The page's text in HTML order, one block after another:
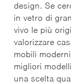
design. Se
in vetro di
vivo le più
valorizzare
mobili
migliori
una scelta